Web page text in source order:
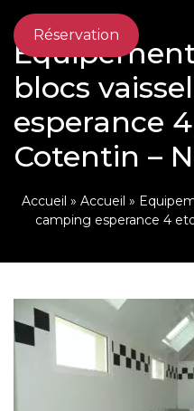
Réservation
blocs
esperance
Cotentin –
Accueil » Accueil »
camping esperance 4